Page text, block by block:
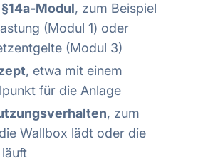
Modul, zum Beispiel
(Modul 1) oder
(Modul 3)
, etwa mit einem
für die Anlage
, zum
Wallbox lädt oder die